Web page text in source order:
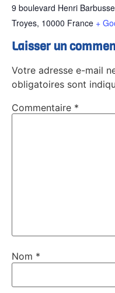
9 boulevard Henri Barbusse
Troyes, 10000 France +
Laisser un
Votre adresse e-mail
obligatoires sont
Commentaire *
Nom *